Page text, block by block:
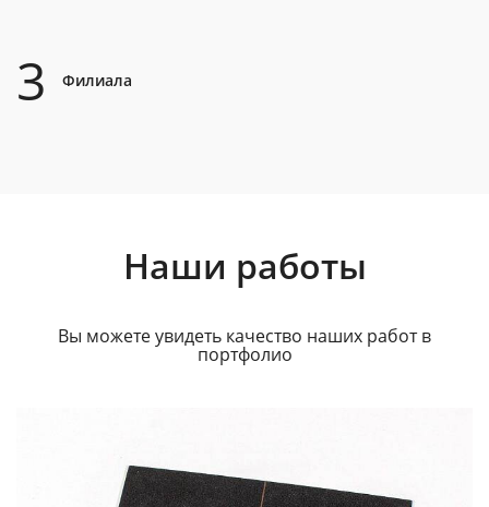
3 Филиала
Наши работы
Вы можете увидеть качество наших работ в
портфолио